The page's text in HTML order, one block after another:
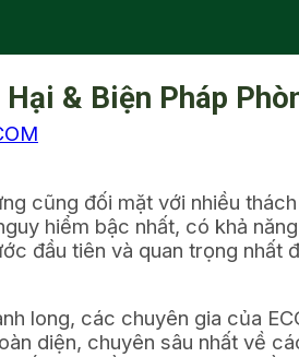
& Biện Pháp
cũng đối mặt với nhiều
hiểm bậc nhất, có khả
đầu tiên và quan trọng nhất
long, các chuyên gia của
diện, chuyên sâu nhất về